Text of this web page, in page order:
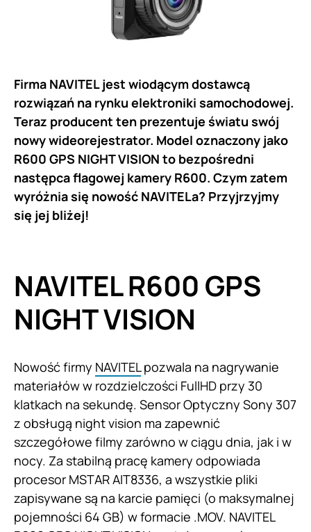
Firma NAVITEL jest wiodącym dostawcą
rozwiązań na rynku elektroniki samochodowej.
Teraz producent ten prezentuje światu swój
nowy wideorejestrator. Model oznaczony jako
R600 GPS NIGHT VISION to bezpośredni
następca flagowej kamery R600. Czym zatem
wyróżnia się nowość NAVITELa? Przyjrzyjmy
się jej bliżej!
NAVITEL R600 GPS
NIGHT VISION
Nowość firmy NAVITELpozwala na nagrywanie
materiałów w rozdzielczości FullHD przy 30
klatkach na sekundę. Sensor Optyczny Sony 307
z obsługą night vision ma zapewnić
szczegółowe filmy zarówno w ciągu dnia, jak i w
nocy. Za stabilną pracę kamery odpowiada
procesor MSTAR AIT8336, a wszystkie pliki
zapisywane są na karcie pamięci (o maksymalnej
pojemności 64 GB) w formacie .MOV. NAVITEL